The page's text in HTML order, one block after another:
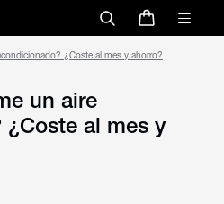
¿Coste al mes y ahorro?
un aire
al mes y